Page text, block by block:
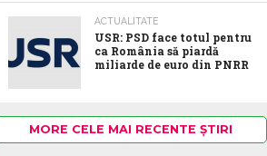
ACTUALITATE
USR: PSD face totul pentru
ca România să piardă
miliarde de euro din PNRR
MORE CELE MAI RECENTE ȘTIRI